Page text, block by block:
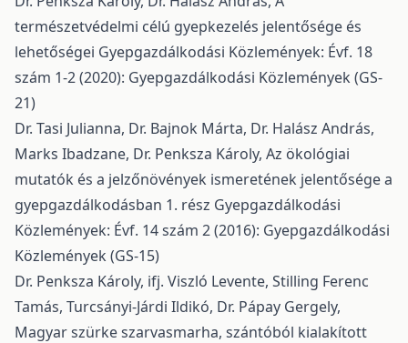
természetvédelmi célú gyepkezelés jelentősége és
lehetőségei Gyepgazdálkodási Közlemények: Évf. 18
szám 1-2 (2020): Gyepgazdálkodási Közlemények (GS-
21)
Dr. Tasi Julianna, Dr. Bajnok Márta, Dr. Halász András,
Marks Ibadzane, Dr. Penksza Károly, Az ökológiai
mutatók és a jelzőnövények ismeretének jelentősége a
gyepgazdálkodásban 1. rész Gyepgazdálkodási
Közlemények: Évf. 14 szám 2 (2016): Gyepgazdálkodási
Közlemények (GS-15)
Dr. Penksza Károly, ifj. Viszló Levente, Stilling Ferenc
Tamás, Turcsányi-Járdi Ildikó, Dr. Pápay Gergely,
Magyar szürke szarvasmarha, szántóból kialakított